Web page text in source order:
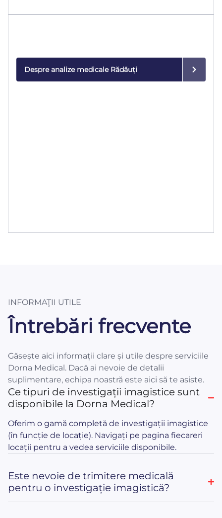
Despre analize medicale Rădăuți
INFORMAŢII UTILE
Întrebări frecvente
Găsește aici informații clare și utile despre serviciile
Dorna Medical. Dacă ai nevoie de detalii
suplimentare, echipa noastră este aici să te asiste.
Ce tipuri de investigații imagistice sunt
disponibile la Dorna Medical?
Oferim o gamă completă de investigații imagistice
(în funcție de locație). Navigați pe pagina fiecareri
locații pentru a vedea serviciile disponibile.
Este nevoie de trimitere medicală
pentru o investigație imagistică?